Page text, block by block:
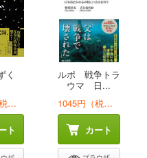
く
2420円（税込）
ト
ルポ 戦争トラ
ウマ 日...
1045円（税込）
カート